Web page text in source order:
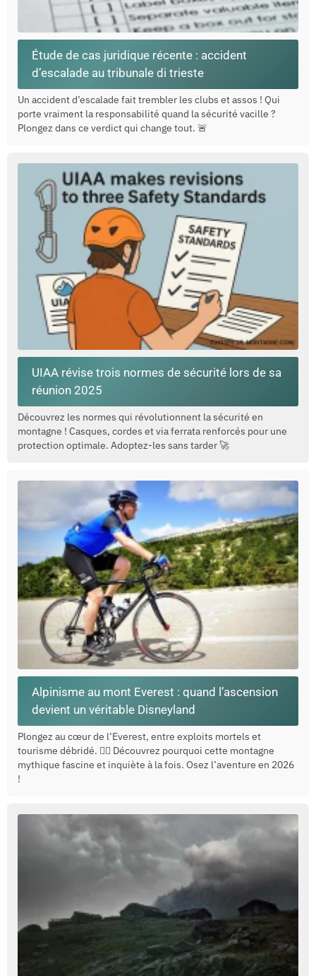
Étude de cas juridique récente : accident
d’escalade au tribunale di trieste
Un accident d’escalade fait trembler les clubs et assos ! Qui
porte vraiment la responsabilité quand la sécurité vacille ?
Plongez dans ce verdict qui change tout. 🚨
UIAA révise trois normes de sécurité lors de sa
réunion 2025
Découvrez les normes qui révolutionnent la sécurité en
montagne ! Casques, cordes et via ferrata renforcés pour une
protection optimale. Adoptez-les sans tarder 🚀
Alpinisme au mont Everest : quand l’ascension
devient un véritable Disneyland
Plongez au cœur de l’Everest, entre exploits mortels et
tourisme débridé. 🧗‍♂️ Découvrez pourquoi cette montagne
mythique fascine et inquiète à la fois. Osez l’aventure en 2026
!